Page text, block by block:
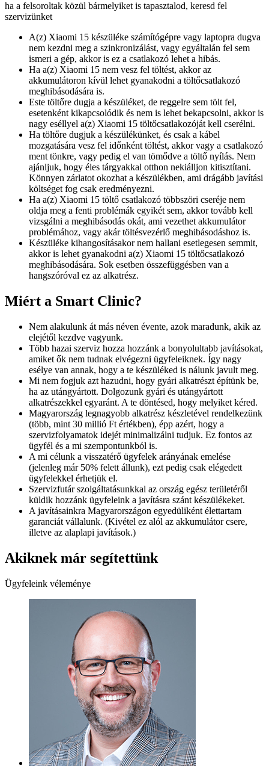
ha a felsoroltak közül bármelyiket is tapasztalod, keresd fel
szervizünket
A(z) Xiaomi 15 készüléke számítógépre vagy laptopra dugva
nem kezdni meg a szinkronizálást, vagy egyáltalán fel sem
ismeri a gép, akkor is ez a csatlakozó lehet a hibás.
Ha a(z) Xiaomi 15 nem vesz fel töltést, akkor az
akkumulátoron kívül lehet gyanakodni a töltőcsatlakozó
meghibásodására is.
Este töltőre dugja a készüléket, de reggelre sem tölt fel,
esetenként kikapcsolódik és nem is lehet bekapcsolni, akkor is
nagy eséllyel a(z) Xiaomi 15 töltőcsatlakozóját kell cserélni.
Ha töltőre dugjuk a készülékünket, és csak a kábel
mozgatására vesz fel időnként töltést, akkor vagy a csatlakozó
ment tönkre, vagy pedig el van tömődve a töltő nyílás. Nem
ajánljuk, hogy éles tárgyakkal otthon nekiálljon kitisztítani.
Könnyen zárlatot okozhat a készülékben, ami drágább javítási
költséget fog csak eredményezni.
Ha a(z) Xiaomi 15 töltő csatlakozó többszöri cseréje nem
oldja meg a fenti problémák egyikét sem, akkor tovább kell
vizsgálni a meghibásodás okát, ami vezethet akkumulátor
problémához, vagy akár töltésvezérlő meghibásodáshoz is.
Készüléke kihangosításakor nem hallani esetlegesen semmit,
akkor is lehet gyanakodni a(z) Xiaomi 15 töltőcsatlakozó
meghibásodására. Sok esetben összefüggésben van a
hangszóróval ez az alkatrész.
Miért a Smart Clinic?
Nem alakulunk át más néven évente, azok maradunk, akik az
elejétől kezdve vagyunk.
Több hazai szerviz hozza hozzánk a bonyolultabb javításokat,
amiket ők nem tudnak elvégezni ügyfeleiknek. Így nagy
esélye van annak, hogy a te készüléked is nálunk javult meg.
Mi nem fogjuk azt hazudni, hogy gyári alkatrészt építünk be,
ha az utángyártott. Dolgozunk gyári és utángyártott
alkatrészekkel egyaránt. A te döntésed, hogy melyiket kéred.
Magyarország legnagyobb alkatrész készletével rendelkezünk
(több, mint 30 millió Ft értékben), épp azért, hogy a
szervizfolyamatok idejét minimalizálni tudjuk. Ez fontos az
ügyfél és a mi szempontunkból is.
A mi célunk a visszatérő ügyfelek arányának emelése
(jelenleg már 50% felett állunk), ezt pedig csak elégedett
ügyfelekkel érhetjük el.
Szervizfutár szolgáltatásunkkal az ország egész területéről
küldik hozzánk ügyfeleink a javításra szánt készülékeket.
A javításainkra Magyarországon egyedüliként élettartam
garanciát vállalunk. (Kivétel ez alól az akkumulátor csere,
illetve az alaplapi javítások.)
Akiknek már segítettünk
Ügyfeleink véleménye